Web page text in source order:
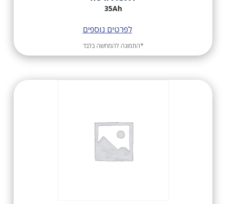
לפרטים נוספים
*התמונה להמחשה בלבד
35Ah